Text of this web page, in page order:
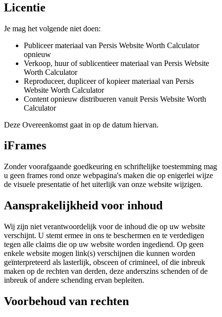
Licentie
Je mag het volgende niet doen:
Publiceer materiaal van Persis Website Worth Calculator
opnieuw
Verkoop, huur of sublicentieer materiaal van Persis Website
Worth Calculator
Reproduceer, dupliceer of kopieer materiaal van Persis
Website Worth Calculator
Content opnieuw distribueren vanuit Persis Website Worth
Calculator
Deze Overeenkomst gaat in op de datum hiervan.
iFrames
Zonder voorafgaande goedkeuring en schriftelijke toestemming mag
u geen frames rond onze webpagina's maken die op enigerlei wijze
de visuele presentatie of het uiterlijk van onze website wijzigen.
Aansprakelijkheid voor inhoud
Wij zijn niet verantwoordelijk voor de inhoud die op uw website
verschijnt. U stemt ermee in ons te beschermen en te verdedigen
tegen alle claims die op uw website worden ingediend. Op geen
enkele website mogen link(s) verschijnen die kunnen worden
geïnterpreteerd als lasterlijk, obsceen of crimineel, of die inbreuk
maken op de rechten van derden, deze anderszins schenden of de
inbreuk of andere schending ervan bepleiten.
Voorbehoud van rechten